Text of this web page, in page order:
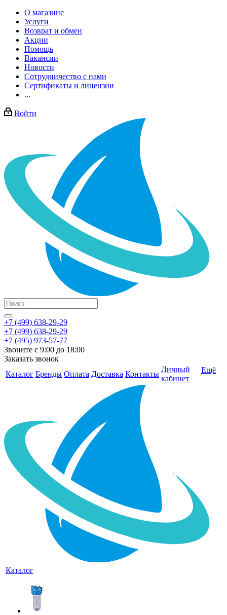
О магазине
Услуги
Возврат и обмен
Акции
Помощь
Вакансии
Новости
Сотрудничество с нами
Сертификаты и лицензии
...
Войти
+7 (499) 638-29-29
+7 (499) 638-29-29
+7 (495) 973-57-77
Звоните с 9:00 до 18:00
Заказать звонок
Каталог Бренды Оплата Доставка Контакты
Личный
кабинет
Ещё
Каталог